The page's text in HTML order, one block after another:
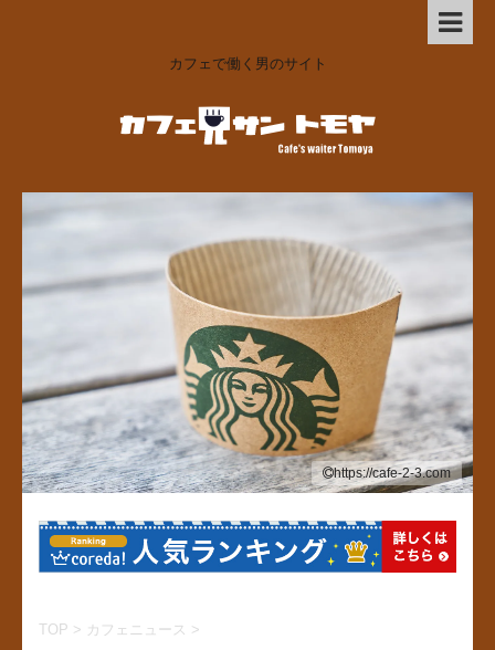
カフェで働く男のサイト
https://cafe-2-3.com
TOP > カフェニュース >